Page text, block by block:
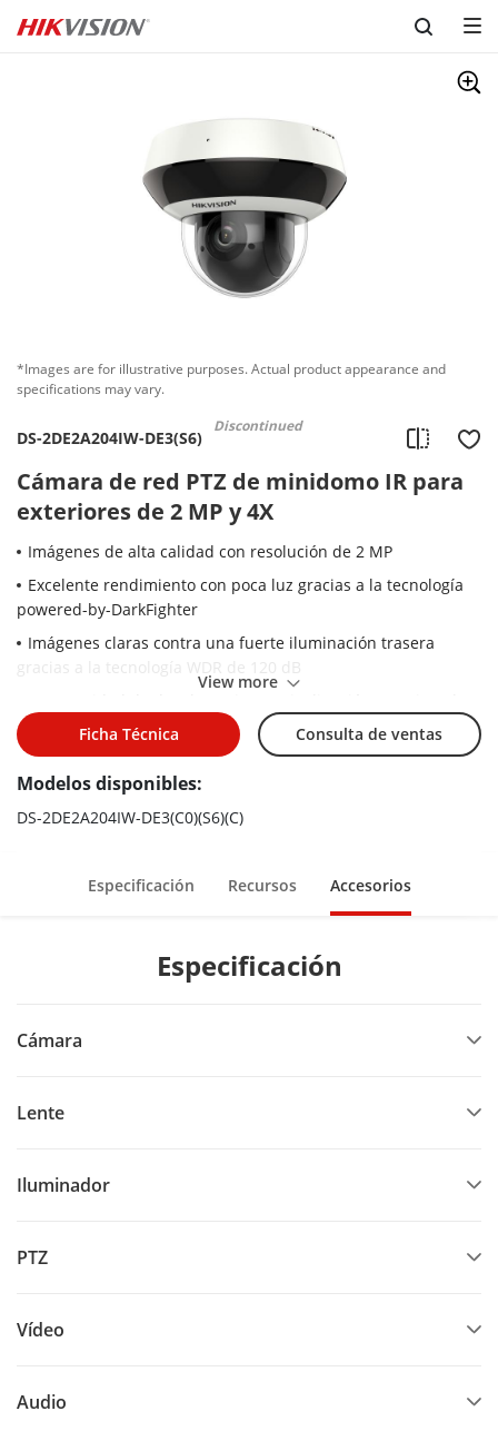
Skip to content
*Images are for illustrative purposes. Actual product appearance and
specifications may vary.
DS-2DE2A204IW-DE3(S6)
Discontinued
Cámara de red PTZ de minidomo IR para
exteriores de 2 MP y 4X
Imágenes de alta calidad con resolución de 2 MP
Excelente rendimiento con poca luz gracias a la tecnología
powered-by-DarkFighter
Imágenes claras contra una fuerte iluminación trasera
cámara monitorear las zonas de interés
El zoom óptico de 4x permite una visión más cercana de los
sujetos en áreas expansivas
El rango IR de hasta 20 m garantiza la seguridad por la
View more
Ficha Técnica Consulta de ventas
Modelos disponibles:
DS-2DE2A204IW-DE3(C0)(S6)(C)
Especificación Recursos Accesorios
Especificación
Cámara
Lente
Iluminador
PTZ
Vídeo
Audio